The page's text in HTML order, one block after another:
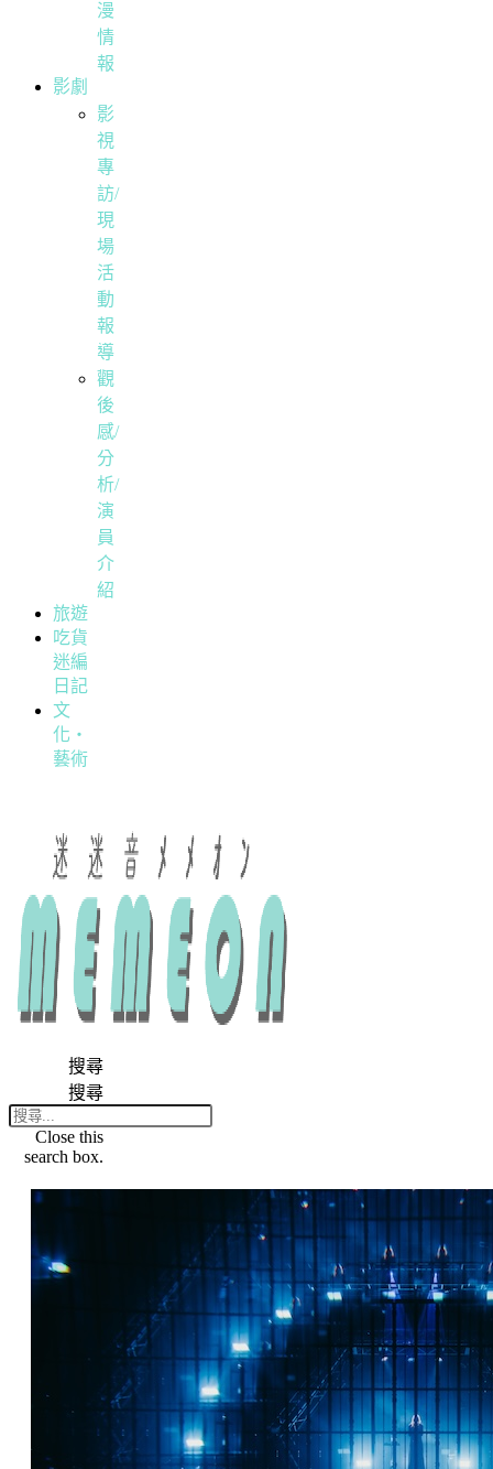
漫
情
報
影劇
影
視
專
訪/
現
場
活
動
報
導
觀
後
感/
分
析/
演
員
介
紹
旅遊
吃貨
迷編
日記
文
化・
藝術
搜尋
搜尋
Close this
search box.